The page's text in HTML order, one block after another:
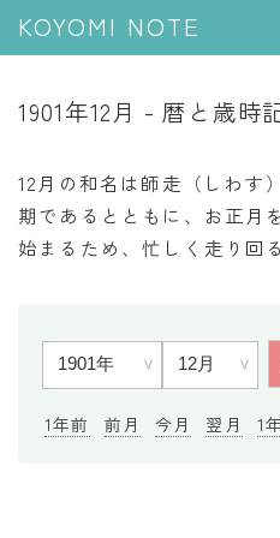
KOYOMI NOTE
五節句
年中行事
七十二候
雑節
1901年12月 - 暦と歳時
12月の和名は師走（しわす
期であるとともに、お正月
始まるため、忙しく走り回
1年前 前月 今月 翌月 1